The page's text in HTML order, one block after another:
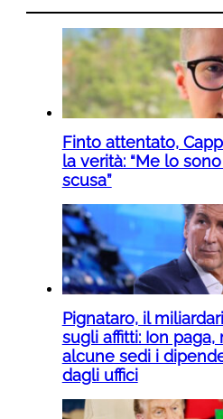
Finto attentato,
la verità: “Me lo
scusa”
Pignataro, il
sugli affitti: Ion paga,
alcune sedi i
dagli uffici